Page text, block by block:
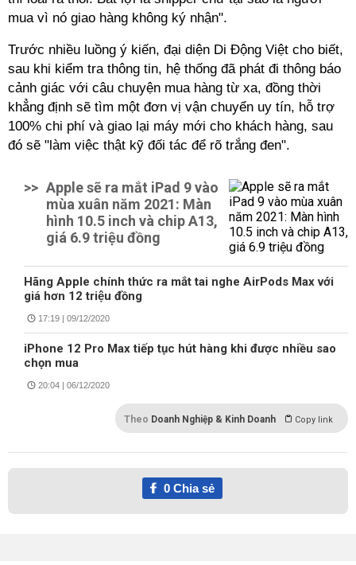
mua vì nó giao hàng không ký nhận".
Trước nhiều luồng ý kiến, đại diện Di Động Việt cho biết,
sau khi kiểm tra thông tin, hệ thống đã phát đi thông báo
cảnh giác với câu chuyện mua hàng từ xa, đồng thời
khẳng định sẽ tìm một đơn vị vận chuyển uy tín, hỗ trợ
100% chi phí và giao lại máy mới cho khách hàng, sau
đó sẽ "làm việc thật kỹ đối tác để rõ trắng đen".
>> Apple sẽ ra mắt iPad 9 vào
mùa xuân năm 2021: Màn
hình 10.5 inch và chip A13,
giá 6.9 triệu đồng
Hãng Apple chính thức ra mắt tai nghe AirPods Max với
giá hơn 12 triệu đồng
17:19 | 09/12/2020
iPhone 12 Pro Max tiếp tục hút hàng khi được nhiều sao
chọn mua
20:04 | 06/12/2020
Theo Doanh Nghiệp & Kinh Doanh Copy link
0Chia sẻ